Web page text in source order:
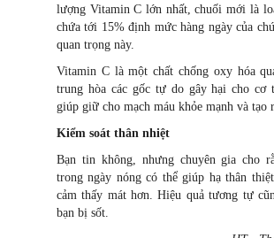
lượng Vitamin C lớn nhất, chuối mới là
chứa tới 15% định mức hàng ngày của
quan trọng này.
Vitamin C là một chất chống oxy hóa
trung hòa các gốc tự do gây hại cho cơ
giúp giữ cho mạch máu khỏe mạnh và tạo
Kiểm soát thân nhiệt
Bạn tin không, nhưng chuyên gia cho
trong ngày nóng có thể giúp hạ thân
cảm thấy mát hơn. Hiệu quả tương tự
bạn bị sốt.